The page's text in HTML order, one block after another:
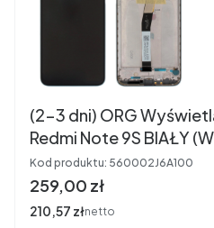
(2-3 dni) ORG
Redmi Note 9S BIAŁY
Kod produktu: 560002J6A100
Cena
259,00 zł
Cena
210,57 złnetto